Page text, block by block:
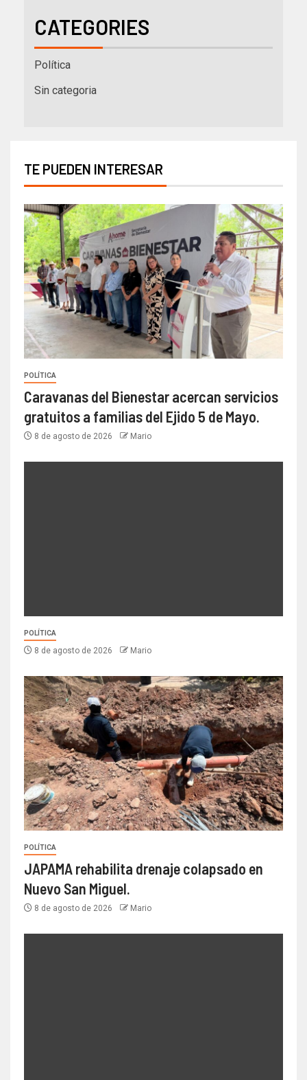
CATEGORIES
Política
Sin categoria
TE PUEDEN INTERESAR
POLÍTICA
Caravanas del Bienestar acercan servicios
gratuitos a familias del Ejido 5 de Mayo.
8 de agosto de 2026 Mario
POLÍTICA
8 de agosto de 2026 Mario
POLÍTICA
JAPAMA rehabilita drenaje colapsado en
Nuevo San Miguel.
8 de agosto de 2026 Mario